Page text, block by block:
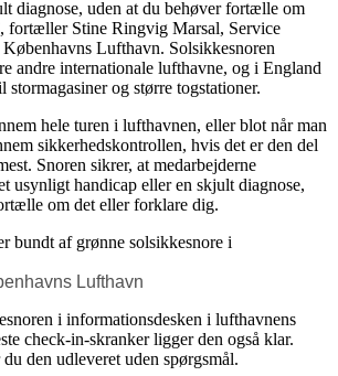
diagnose, uden at du behøver fortælle om
fortæller Stine Ringvig Marsal, Service
Lufthavn. Solsikkesnoren
andre internationale lufthavne, og i England
stormagasiner og større togstationer.
hele turen i lufthavnen, eller blot når man
sikkerhedskontrollen, hvis det er den del
Snoren sikrer, at medarbejderne
usynligt handicap eller en skjult diagnose,
om det eller forklare dig.
Lufthavn
i informationsdesken i lufthavnens
check-in-skranker ligger den også klar.
den udleveret uden spørgsmål.